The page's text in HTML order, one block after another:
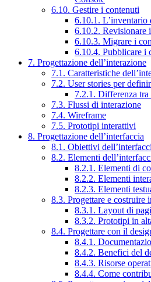
6.10. Gestire i contenuti
6.10.1. L’inventario
6.10.2. Revisionare
6.10.3. Migrare i
6.10.4. Pubblicare i
7. Progettazione dell’interazione
7.1. Caratteristiche
7.2. User stories per
7.2.1. Differenza tra
7.3. Flussi di interazione
7.4. Wireframe
7.5. Prototipi interattivi
8. Progettazione dell’interfaccia
8.1. Obiettivi
8.2. Elementi
8.2.1. Elementi di
8.2.2. Elementi
8.2.3. Elementi
8.3. Progettare e costruire
8.3.1. Layout di
8.3.2. Prototipi in
8.4. Progettare con il
8.4.1.
8.4.2. Benefici del
8.4.3. Risorse
8.4.4. Come